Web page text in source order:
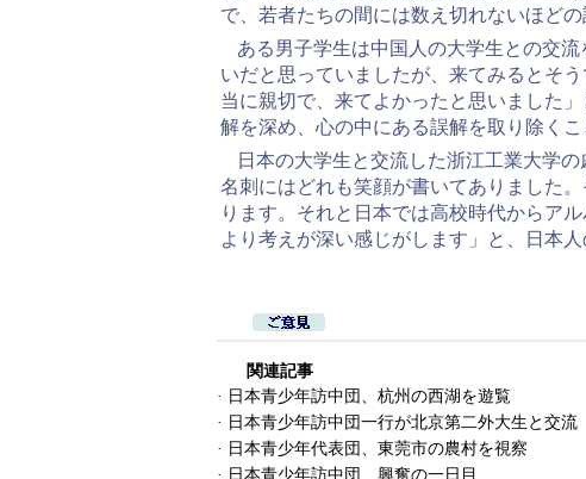
で、若者たちの間には数え切れないほどの
ある男子学生は中国人の大学生との交
いだと思っていましたが、来てみるとそ
当に親切で、来てよかったと思いました
解を深め、心の中にある誤解を取り除くこ
日本の大学生と交流した浙江工業大学
名刺にはどれも笑顔が書いてありました
ります。それと日本では高校時代からア
より考えが深い感じがします」と、日本
関連記事
· 日本青少年訪中団、杭州の西湖を遊覧
· 日本青少年訪中団一行が北京第二外大生と交流
· 日本青少年代表団、東莞市の農村を視察
· 日本青少年訪中団、興奮の一日目